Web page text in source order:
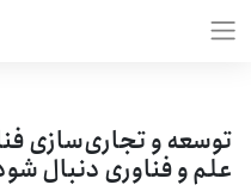
توسعه و تجاری‌سازی
علم و فناوری دنبال شود